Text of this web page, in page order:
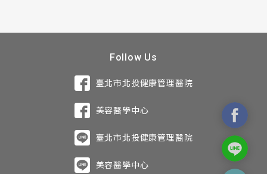
Follow Us
臺北市北投健康管理醫院
美容醫學中心
臺北市北投健康管理醫院
美容醫學中心